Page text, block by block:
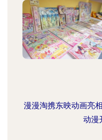
漫漫淘携东映动画亮
动漫